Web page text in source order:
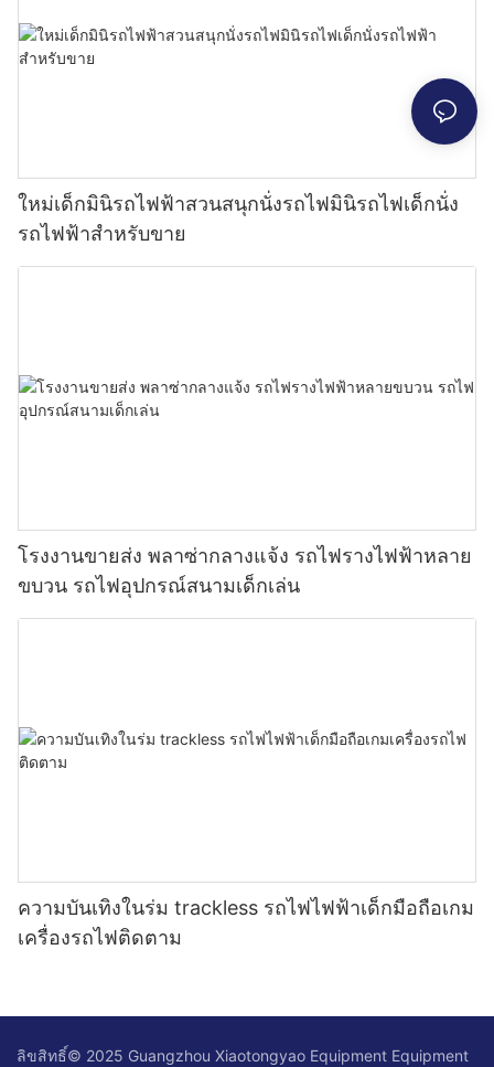
ใหม่เด็กมินิรถไฟฟ้าสวนสนุกนั่งรถไฟมินิรถไฟเด็กนั่ง
รถไฟฟ้าสำหรับขาย
โรงงานขายส่ง พลาซ่ากลางแจ้ง รถไฟรางไฟฟ้าหลาย
ขบวน รถไฟอุปกรณ์สนามเด็กเล่น
ความบันเทิงในร่ม trackless รถไฟไฟฟ้าเด็กมือถือเกม
เครื่องรถไฟติดตาม
ลิขสิทธิ์© 2025 Guangzhou Xiaotongyao Equipment Equipment